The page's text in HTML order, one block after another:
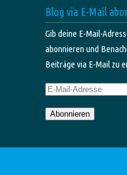
Blog via E-Mail
Gib deine E-Mail-
abonnieren und
Beiträge via E-Mail zu
E-
Adresse
Abonnieren